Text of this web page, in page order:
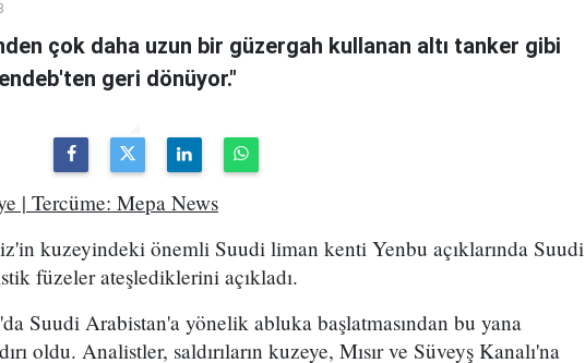
çok daha uzun bir güzergah kullanan altı tanker gibi
geri dönüyor."
| Tercüme: Mepa News
kuzeyindeki önemli Suudi liman kenti Yenbu açıklarında Suudi
füzeler ateşlediklerini açıkladı.
Suudi Arabistan'a yönelik abluka başlatmasından bu yana
oldu. Analistler, saldırıların kuzeye, Mısır ve Süveyş Kanalı'na